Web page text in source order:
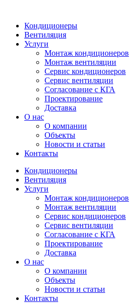
Кондиционеры
Вентиляция
Услуги
Монтаж кондиционеров
Монтаж вентиляции
Сервис кондиционеров
Сервис вентиляции
Согласование с КГА
Проектирование
Доставка
О нас
О компании
Объекты
Новости и статьи
Контакты
Кондиционеры
Вентиляция
Услуги
Монтаж кондиционеров
Монтаж вентиляции
Сервис кондиционеров
Сервис вентиляции
Согласование с КГА
Проектирование
Доставка
О нас
О компании
Объекты
Новости и статьи
Контакты